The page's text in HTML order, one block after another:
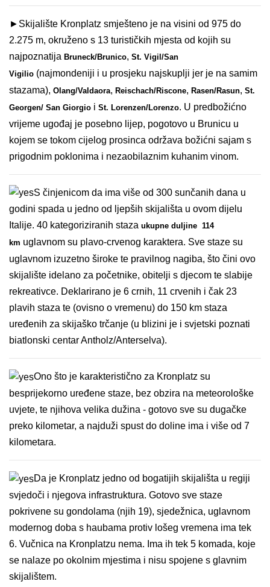
►Skijalište Kronplatz smješteno je na visini od 975 do
2.275 m, okruženo s 13 turističkih mjesta od kojih su
najpoznatija Bruneck/Brunico, St. Vigil/San
Vigilio (najmondeniji i u prosjeku najskuplji jer je na samim
stazama), Olang/Valdaora, Reischach/Riscone, Rasen/Rasun, St.
Georgen/ San Giorgio i St. Lorenzen/Lorenzo. U predbožićno
vrijeme ugođaj je posebno lijep, pogotovo u Brunicu u
kojem se tokom cijelog prosinca održava božićni sajam s
prigodnim poklonima i nezaobilaznim kuhanim vinom.
S činjenicom da ima više od 300 sunčanih dana u
godini spada u jedno od ljepših skijališta u ovom dijelu
Italije. 40 kategoriziranih staza ukupne duljine 114
km uglavnom su plavo-crvenog karaktera. Sve staze su
uglavnom izuzetno široke te pravilnog nagiba, što čini ovo
skijalište idelano za početnike, obitelji s djecom te slabije
rekreativce. Deklarirano je 6 crnih, 11 crvenih i čak 23
plavih staza te (ovisno o vremenu) do 150 km staza
uređenih za skijaško trčanje (u blizini je i svjetski poznati
biatlonski centar Antholz/Anterselva).
Ono što je karakteristično za Kronplatz su
besprijekorno uređene staze, bez obzira na meteorološke
uvjete, te njihova velika dužina - gotovo sve su dugačke
preko kilometar, a najduži spust do doline ima i više od 7
kilometara.
Da je Kronplatz jedno od bogatijih skijališta u regiji
svjedoči i njegova infrastruktura. Gotovo sve staze
pokrivene su gondolama (njih 19), sjedežnica, uglavnom
modernog doba s haubama protiv lošeg vremena ima tek
6. Vučnica na Kronplatzu nema. Ima ih tek 5 komada, koje
se nalaze po okolnim mjestima i nisu spojene s glavnim
skijalištem.